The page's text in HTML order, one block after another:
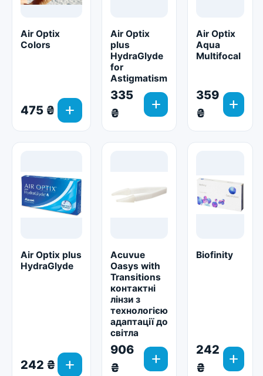
Air Optix
Colors
475 ₴ add
Air Optix
plus
HydraGlyde
for
Astigmatism
335
₴
add
Air Optix
Aqua
Multifocal
359
₴
add
Air Optix plus
HydraGlyde
242 ₴ add
Acuvue
Oasys with
Transitions
контактні
лінзи з
технологією
адаптації до
світла
906
₴
add
Biofinity
242
₴
add